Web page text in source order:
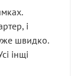
і
швидко.
інщі